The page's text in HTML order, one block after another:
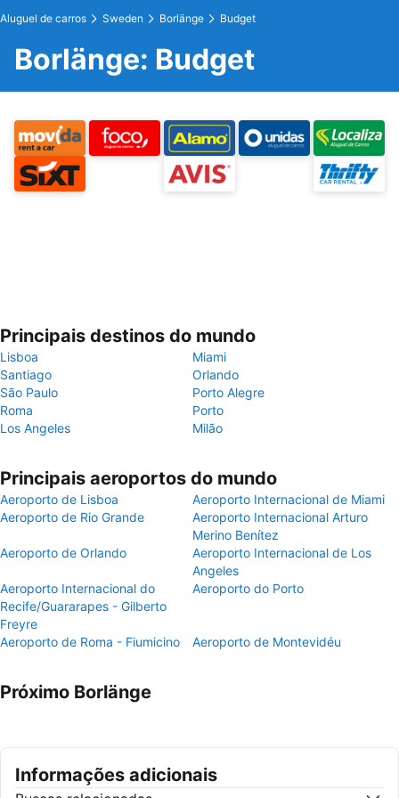
Aluguel de carros Sweden Borlänge Budget
Borlänge: Budget
Principais destinos do mundo
Lisboa
Miami
Santiago
Orlando
São Paulo
Porto Alegre
Roma
Porto
Los Angeles
Milão
Principais aeroportos do mundo
Aeroporto de Lisboa
Aeroporto Internacional de Miami
Aeroporto de Rio Grande
Aeroporto Internacional Arturo
Merino Benítez
Aeroporto de Orlando
Aeroporto Internacional de Los
Angeles
Aeroporto Internacional do
Recife/Guararapes - Gilberto
Freyre
Aeroporto do Porto
Aeroporto de Roma - Fiumicino Aeroporto de Montevidéu
Próximo Borlänge
Informações adicionais